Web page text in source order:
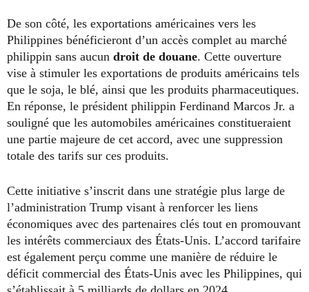
De son côté, les exportations américaines vers les
Philippines bénéficieront d’un accès complet au marché
philippin sans aucun droit de douane. Cette ouverture
vise à stimuler les exportations de produits américains tels
que le soja, le blé, ainsi que les produits pharmaceutiques.
En réponse, le président philippin Ferdinand Marcos Jr. a
souligné que les automobiles américaines constitueraient
une partie majeure de cet accord, avec une suppression
totale des tarifs sur ces produits.
Cette initiative s’inscrit dans une stratégie plus large de
l’administration Trump visant à renforcer les liens
économiques avec des partenaires clés tout en promouvant
les intérêts commerciaux des États-Unis. L’accord tarifaire
est également perçu comme une manière de réduire le
déficit commercial des États-Unis avec les Philippines, qui